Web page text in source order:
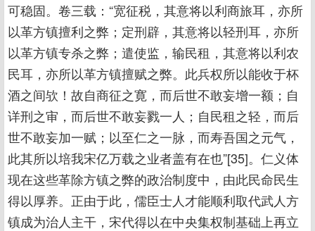
可稳固。卷三载：“宽征税，其意将以利商旅耳，亦所
以革方镇擅利之弊；定刑辟，其意将以轻刑耳，亦所
以革方镇专杀之弊；遣使监，输民租，其意将以利农
民耳，亦所以革方镇擅赋之弊。此兵权所以能收于杯
酒之间欤！故自商征之寛，而后世不敢妄增一额；自
详刑之审，而后世不敢妄戮一人；自民租之轻，而后
世不敢妄加一赋；以至仁之一脉，而寿吾国之元气，
此其所以培我宋亿万载之业者盖有在也”[35]。仁义体
现在这些革除方镇之弊的政治制度中，由此民命民生
得以厚养。正由于此，儒臣士人才能顺利取代武人方
镇成为治人主干，宋代得以在中央集权制基础上再立